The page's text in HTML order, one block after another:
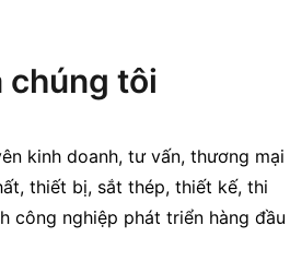
chúng tôi
kinh doanh, tư vấn, thương mại
thiết bị, sắt thép, thiết kế, thi
công nghiệp phát triển hàng đầu